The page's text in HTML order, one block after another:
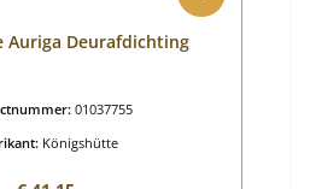
Auriga Deurafdichting
01037755
Königshütte